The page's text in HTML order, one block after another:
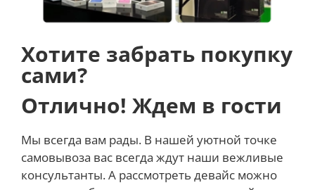
Хотите забрать покупку
сами?
Отлично! Ждем в гости
Мы всегда вам рады. В нашей уютной точке
самовывоза вас всегда ждут наши вежливые
консультанты. А рассмотреть девайс можно